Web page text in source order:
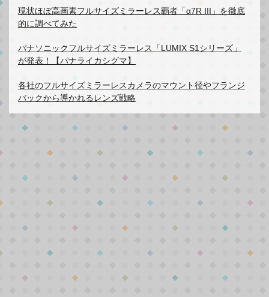
現状ほぼ高画素フルサイズミラーレス覇者「α7R III」を徹底
的に調べてみた
パナソニックフルサイズミラーレス「LUMIX S1シリーズ」
が発表！【パナライカシグマ】
各社のフルサイズミラーレスカメラのマウント径やフランジ
バックから導かれるレンズ戦略